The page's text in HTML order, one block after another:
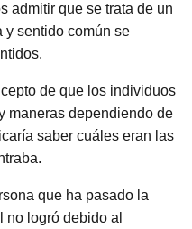
admitir que se trata de un
y sentido común se
de que los individuos
maneras dependiendo de
saber cuáles eran las
que ha pasado la
no logró debido al